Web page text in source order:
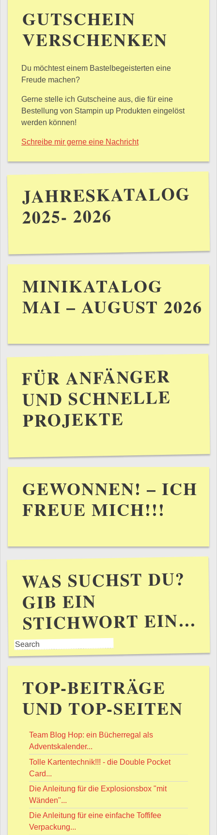
GUTSCHEIN
VERSCHENKEN
Du möchtest einem Bastelbegeisterten eine
Freude machen?
Gerne stelle ich Gutscheine aus, die für eine
Bestellung von Stampin up Produkten eingelöst
werden können!
Schreibe mir gerne eine Nachricht
JAHRESKATALOG
2025- 2026
MINIKATALOG
MAI – AUGUST 2026
FÜR ANFÄNGER
UND SCHNELLE
PROJEKTE
GEWONNEN! – ICH
FREUE MICH!!!
WAS SUCHST DU?
GIB EIN
STICHWORT EIN…
TOP-BEITRÄGE
UND TOP-SEITEN
Team Blog Hop: ein Bücherregal als
Adventskalender...
Tolle Kartentechnik!!! - die Double Pocket
Card...
Die Anleitung für die Explosionsbox "mit
Wänden"...
Die Anleitung für eine einfache Toffifee
Verpackung...